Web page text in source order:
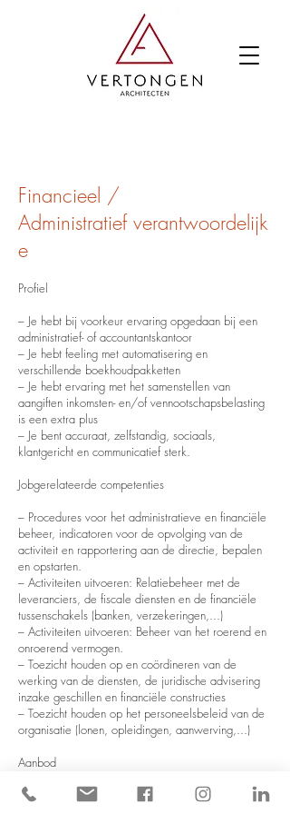
Financieel /
Administratiefverantwoordelijk
e
Profiel
– Je hebt bij voorkeur ervaring opgedaan bij een
administratief- of accountantskantoor
– Je hebt feeling met automatisering en
verschillende boekhoudpakketten
– Je hebt ervaring met het samenstellen van
aangiften inkomsten- en/of vennootschapsbelasting
is een extra plus
– Je bent accuraat, zelfstandig, sociaals,
klantgericht en communicatief sterk.
Jobgerelateerde competenties
– Procedures voor het administratieve en financiële
beheer, indicatoren voor de opvolging van de
activiteit en rapportering aan de directie, bepalen
en opstarten.
– Activiteiten uitvoeren: Relatiebeheer met de
leveranciers, de fiscale diensten en de financiële
tussenschakels (banken, verzekeringen,...)
– Activiteiten uitvoeren: Beheer van het roerend en
onroerend vermogen.
– Toezicht houden op en coördineren van de
werking van de diensten, de juridische advisering
inzake geschillen en financiële constructies
– Toezicht houden op het personeelsbeleid van de
organisatie (lonen, opleidingen, aanwerving,...)
Aanbod
– Je hebt een voltijdse baan